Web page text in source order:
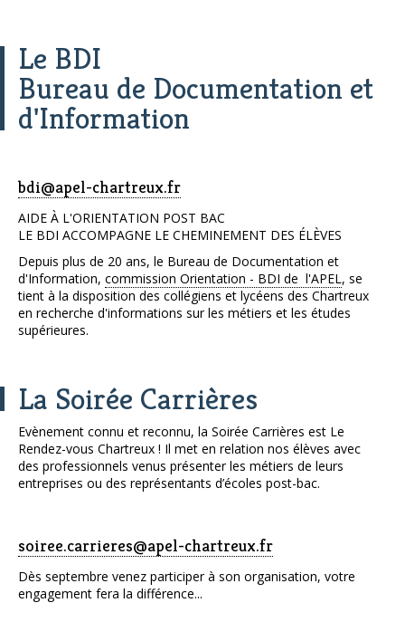
Le BDI
Bureau de Documentation et
d'Information
bdi@apel-chartreux.fr
AIDE À L'ORIENTATION POST BAC
LE BDI ACCOMPAGNE LE CHEMINEMENT DES ÉLÈVES
Depuis plus de 20 ans, le Bureau de Documentation et
d'Information, commission Orientation - BDI de l'APEL, se
tient à la disposition des collégiens et lycéens des Chartreux
en recherche d'informations sur les métiers et les études
supérieures.
La Soirée Carrières
Evènement connu et reconnu, la Soirée Carrières est Le
Rendez-vous Chartreux ! Il met en relation nos élèves avec
des professionnels venus présenter les métiers de leurs
entreprises ou des représentants d’écoles post-bac.
soiree.carrieres@apel-chartreux.fr
Dès septembre venez participer à son organisation, votre
engagement fera la différence...